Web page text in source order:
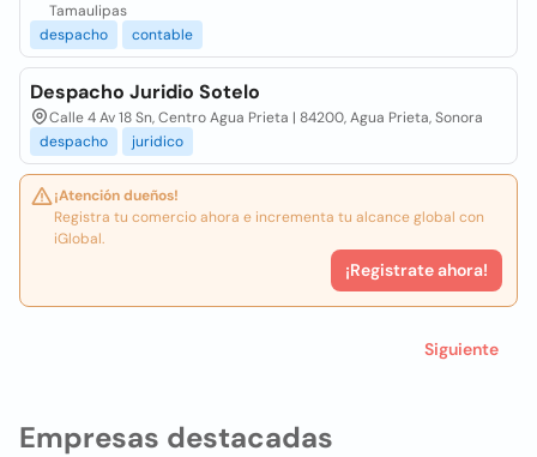
Empresas destacadas
Tamaulipas
despacho
contable
Despacho Juridio Sotelo
Calle 4 Av 18 Sn, Centro Agua Prieta | 84200, Agua Prieta, Sonora
despacho
juridico
¡Atención dueños!
Registra tu comercio ahora e incrementa tu alcance global con
iGlobal.
¡Registrate ahora!
Siguiente